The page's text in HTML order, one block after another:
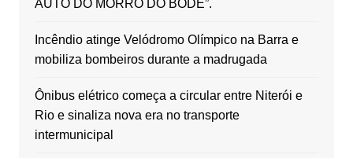
AUTO DO MORRO DO BODE”.
Incêndio atinge Velódromo Olímpico na Barra e
mobiliza bombeiros durante a madrugada
Ônibus elétrico começa a circular entre Niterói e
Rio e sinaliza nova era no transporte
intermunicipal